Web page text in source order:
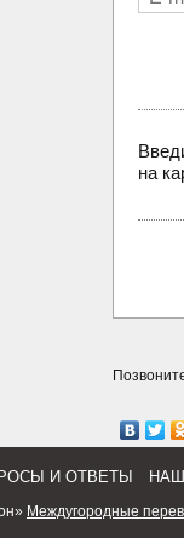
на
И ОТВЕТЫ
Междугородные